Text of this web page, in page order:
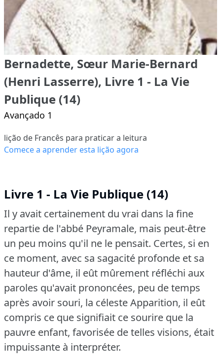
Bernadette, Sœur Marie-Bernard
(Henri Lasserre), Livre 1 - La Vie
Publique (14)
Avançado 1
lição de Francês para praticar a leitura
Comece a aprender esta lição agora
Livre 1 - La Vie Publique (14)
Il y avait certainement du vrai dans la fine
repartie de l'abbé Peyramale, mais peut-être
un peu moins qu'il ne le pensait. Certes, si en
ce moment, avec sa sagacité profonde et sa
hauteur d'âme, il eût mûrement réfléchi aux
paroles qu'avait prononcées, peu de temps
après avoir souri, la céleste Apparition, il eût
compris ce que signifiait ce sourire que la
pauvre enfant, favorisée de telles visions, était
impuissante à interpréter.